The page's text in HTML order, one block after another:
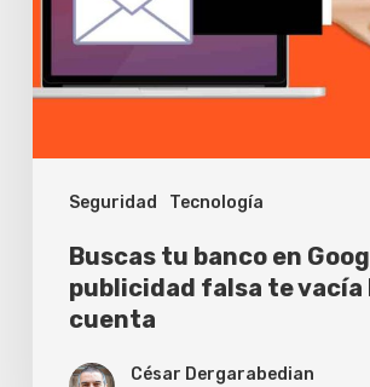
Seguridad Tecnología
una
falsa
vacía
cuenta
Buscas tu banco en
publicidad falsa te vacía
cuenta
César Dergarabedian